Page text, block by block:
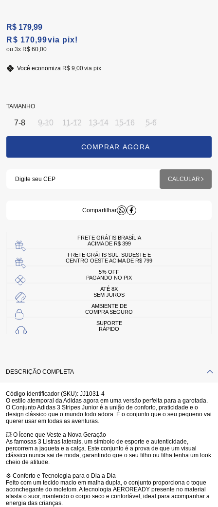
R$ 170,99via pix!
R$ 179,99
3x R$ 60,00
Você economiza R$ 9,00via pix
TAMANHO
7-8 9-10 11-12 13-14 15-16 5-6
FRETE GRÁTIS BRASÍLIA
ACIMA DE R$ 399
FRETE GRÁTIS SUL, SUDESTE E
CENTRO OESTE ACIMA DE R$ 799
5% OFF
PAGANDO NO PIX
ATÉ 8X
SEM JUROS
AMBIENTE DE
COMPRA SEGURO
SUPORTE
RÁPIDO
DESCRIÇÃO COMPLETA
Código identificador (SKU): JJ1031-4
O estilo atemporal da Adidas agora em uma versão perfeita para a garotada.
O Conjunto Adidas 3 Stripes Junior é a união de conforto, praticidade e o
design clássico que o mundo todo adora. É o conjunto que o seu pequeno vai
querer usar em todas as aventuras.
💥 O Ícone que Veste a Nova Geração
As famosas 3 Listras laterais, um símbolo de esporte e autenticidade,
percorrem a jaqueta e a calça. Este conjunto é a prova de que um visual
clássico nunca sai de moda, garantindo que o seu filho ou filha tenha um look
cheio de atitude.
⚙️ Conforto e Tecnologia para o Dia a Dia
Feito com um tecido macio em malha dupla, o conjunto proporciona o toque
aconchegante do moletom. A tecnologia AEROREADY presente no material
afasta o suor, mantendo o corpo seco e confortável, ideal para acompanhar a
energia das crianças.